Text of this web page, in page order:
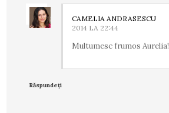
CAMELIA ANDRASESCU
2014 LA 22:44
Multumesc frumos Aurelia!
Răspundeți